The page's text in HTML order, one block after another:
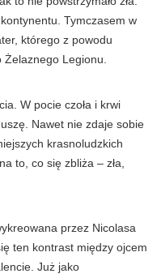
Tymczasem w
którego z powodu
Żelaznego Legionu.
W pocie czoła i krwi
Nawet nie zdaje sobie
krasnoludzkich
to, co się zbliża – zła,
przez Nicolasa
ten kontrast między ojcem
Już jako